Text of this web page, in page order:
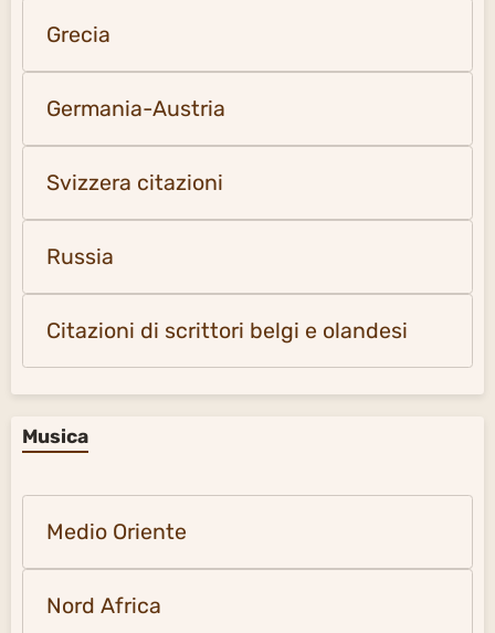
Grecia
Germania-Austria
Svizzera citazioni
Russia
Citazioni di scrittori belgi e olandesi
Musica
Medio Oriente
Nord Africa